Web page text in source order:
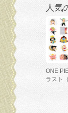
人気
ONE
ラスト